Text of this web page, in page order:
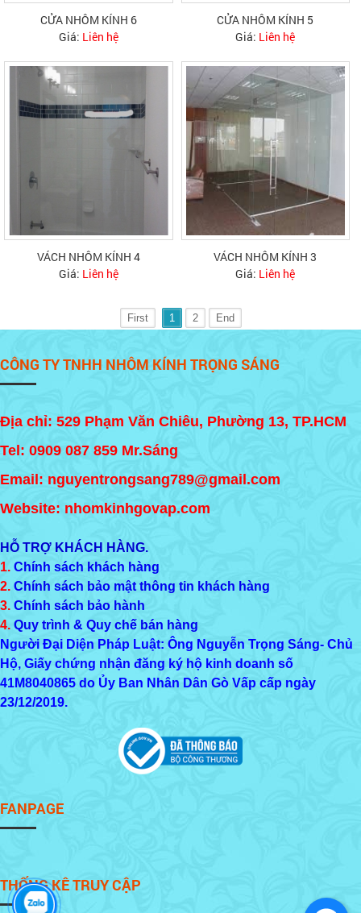
CỬA NHÔM KÍNH 6
Giá: Liên hệ
CỬA NHÔM KÍNH 5
Giá: Liên hệ
VÁCH NHÔM KÍNH 4
Giá: Liên hệ
VÁCH NHÔM KÍNH 3
Giá: Liên hệ
First 1 2 End
CÔNG TY TNHH NHÔM KÍNH TRỌNG SÁNG
Địa chỉ: 529 Phạm Văn Chiêu, Phường 13, TP.HCM
Tel: 0909 087 859 Mr.Sáng
Email: nguyentrongsang789@gmail.com
Website: nhomkinhgovap.com
HỖ TRỢ KHÁCH HÀNG.
1. Chính sách khách hàng
2. Chính sách bảo mật thông tin khách hàng
3. Chính sách bảo hành
4. Quy trình & Quy chế bán hàng
Người Đại Diện Pháp Luật: Ông Nguyễn Trọng Sáng- Chủ
Hộ, Giấy chứng nhận đăng ký hộ kinh doanh số
41M8040865 do Ủy Ban Nhân Dân Gò Vấp cấp ngày
23/12/2019.
FANPAGE
THỐNG KÊ TRUY CẬP